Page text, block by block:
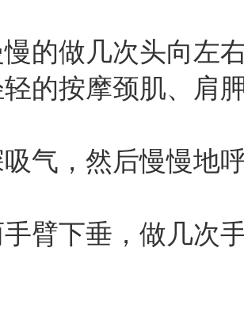
做几次头向左右
的按摩颈肌、肩
，然后慢慢地
下垂，做几次手